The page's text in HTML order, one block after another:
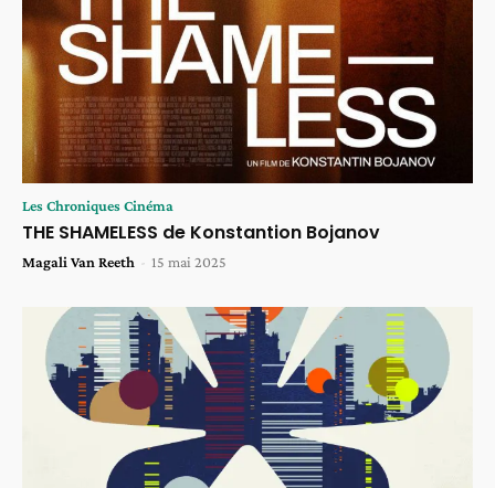
Les Chroniques Cinéma
THE SHAMELESS de Konstantion Bojanov
Magali Van Reeth - 15 mai 2025